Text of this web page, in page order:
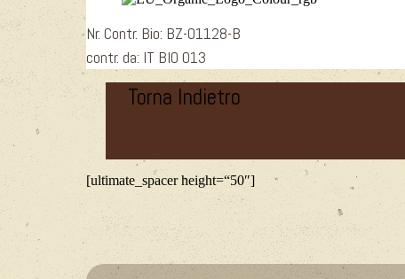
Nr. Contr. Bio: BZ-01128-B
contr. da: IT BIO 013
Torna Indietro
[ultimate_spacer height=“50″]